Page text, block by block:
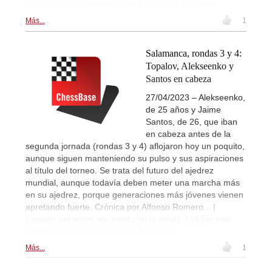
Más... 1
Salamanca, rondas 3 y 4:
Topalov, Alekseenko y
Santos en cabeza
27/04/2023 – Alekseenko,
de 25 años y Jaime
Santos, de 26, que iban
en cabeza antes de la
segunda jornada (rondas 3 y 4) aflojaron hoy un poquito,
aunque siguen manteniendo su pulso y sus aspiraciones
al título del torneo. Se trata del futuro del ajedrez
mundial, aunque todavía deben meter una marcha más
en su ajedrez, porque generaciones más jóvenes vienen
apretando fuerte. Crónica por Alfonso Romero... |
Más... 1